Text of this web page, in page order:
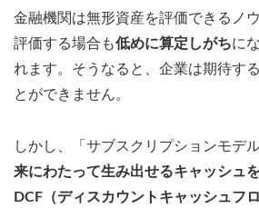
金融機関は無形資産を評価できるノ
評価する場合も低めに算定しがちに
れます。そうなると、企業は期待す
とができません。
しかし、「サブスクリプションモデ
来にわたって生み出せるキャッシュ
DCF（ディスカウントキャッシュフロ